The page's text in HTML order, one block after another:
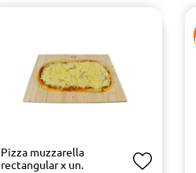
Pizza muzzarella
rectangular x un.